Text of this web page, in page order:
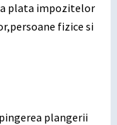
plata impozitelor
fizice si
plangerii